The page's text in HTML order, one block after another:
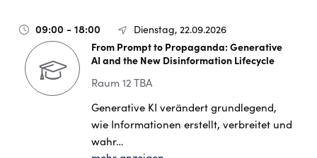
09:00 - 18:00
Dienstag, 22.09.2026
From Prompt to Propaganda: Generative
AI and the New Disinformation Lifecycle
Raum 12 TBA
Generative KI verändert grundlegend,
wie Informationen erstellt, verbreitet und
wahr…